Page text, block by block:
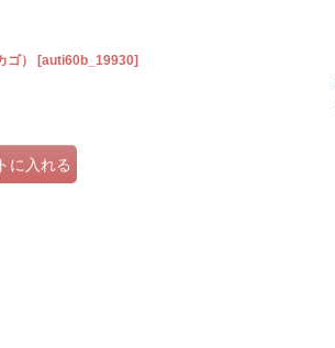
） [auti60b_19930]
に入れる